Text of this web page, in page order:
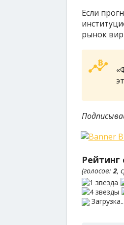
Если
рынок
Рейтинг
(голосов:2,
Загрузка...